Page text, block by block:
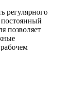
регулярного
позволяет